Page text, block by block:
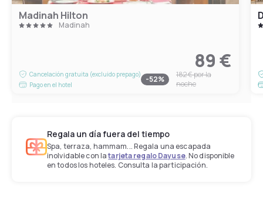
Madinah Hilton
Madinah
Cancelación gratuita (excluido prepago)
Pago en el hotel
89 €
-52% 182 €por la
noche
Regala un día fuera del tiempo
Spa, terraza, hammam... Regala una escapada
inolvidable con latarjeta regalo Dayuse. No disponible
en todos los hoteles. Consulta la participación.